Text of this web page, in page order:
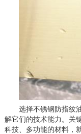
选择不锈钢防指纹
解它们的技术能力。关
科技、多功能的材料，